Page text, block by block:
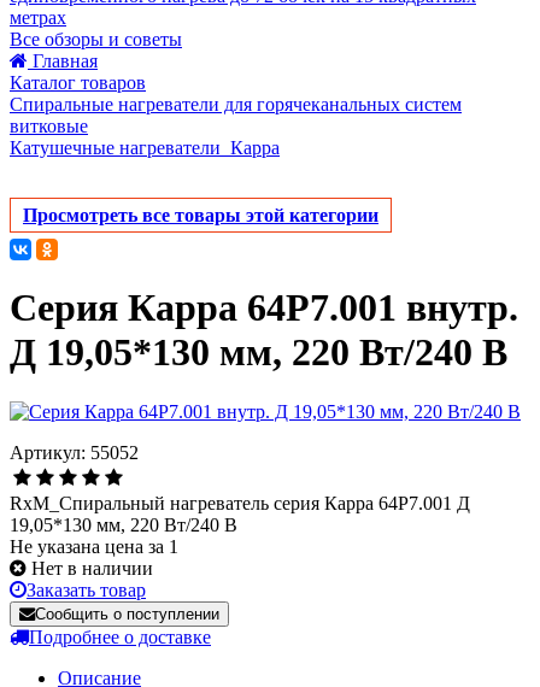
метрах
Все обзоры и советы
Главная
Каталог товаров
Спиральные нагреватели для горячеканальных систем
витковые
Катушечные нагреватели_Карра
Просмотреть все товары этой категории
Серия Карра 64Р7.001 внутр.
Д 19,05*130 мм, 220 Вт/240 В
Артикул: 55052
RxM_Спиральный нагреватель серия Карра 64Р7.001 Д
19,05*130 мм, 220 Вт/240 В
Не указана цена за 1
Нет в наличии
Заказать товар
Сообщить о поступлении
Подробнее о доставке
Описание